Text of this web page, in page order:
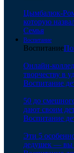
Цымбалюк-
которую
Семья
Воспитание
Воспитание
Онлайн-
творчеству в
Воспитание
50 до
дают своим
Воспитание
Эти 5
дедушек — вы